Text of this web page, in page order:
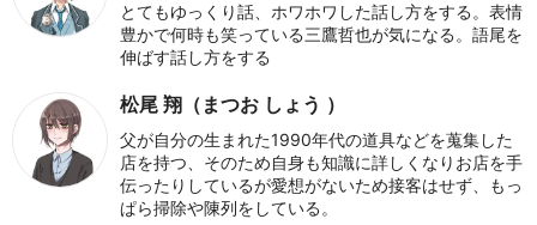
とてもゆっくり話、ホワホワした話し方をする。表情
豊かで何時も笑っている三鷹哲也が気になる。語尾を
伸ばす話し方をする
松尾 翔（まつお しょう ）
父が自分の生まれた1990年代の道具などを蒐集した
店を持つ、そのため自身も知識に詳しくなりお店を手
伝ったりしているが愛想がないため接客はせず、もっ
ぱら掃除や陳列をしている。